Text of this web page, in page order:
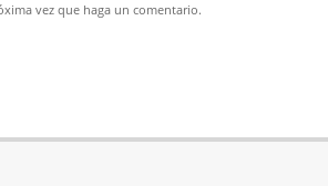
vez que haga un comentario.